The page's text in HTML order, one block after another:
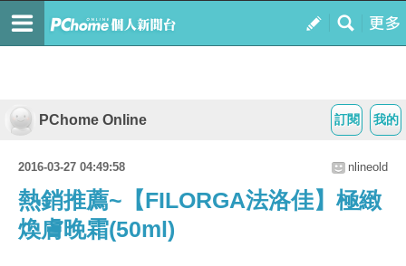
我的
訂閱
PChome Online
2016-03-27 04:49:58 nlineold
熱銷推薦~【FILORGA法洛佳】極緻
煥膚晚霜(50ml)